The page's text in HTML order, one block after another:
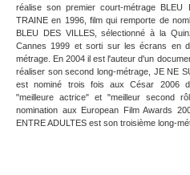
réalise son premier court-métrage
TRAINE en 1996, film qui remporte de
BLEU DES VILLES, sélectionné à la
Cannes 1999 et sorti sur les écrans en
métrage. En 2004 il est l'auteur d'un
réaliser son second long-métrage, JE NE
est nominé trois fois aux César 2006
"meilleure actrice" et "meilleur second
nomination aux European Film Awards
ENTRE ADULTES est son troisième long-